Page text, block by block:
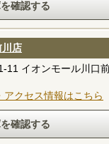
川店
11 イオンモール川口
クセス情報はこちら